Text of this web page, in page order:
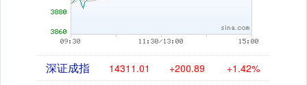
深证成指 14311.01 +200.89 +1.42%